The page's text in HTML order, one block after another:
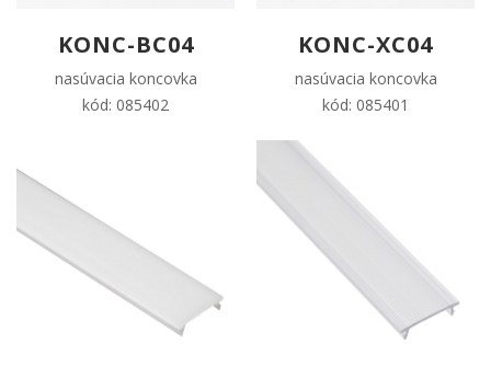
KONC-BC04
nasúvacia koncovka
kód: 085402
KONC-XC04
nasúvacia koncovka
kód: 085401